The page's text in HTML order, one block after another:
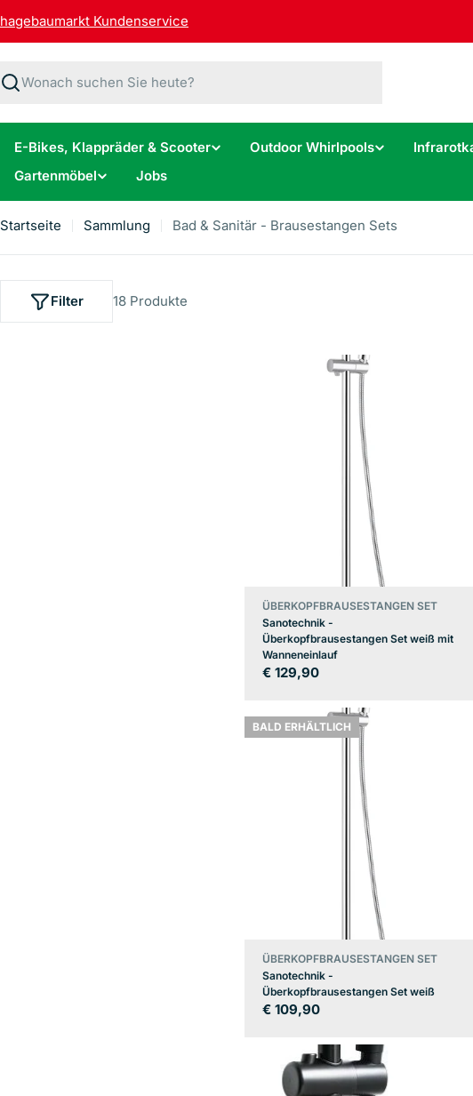
Inhalt
hagebaumarkt Kundenservice
Suchen
E-Bikes, Klappräder & Scooter Outdoor Whirlpools
Gartenmöbel
Jobs
Startseite Sammlung Bad & Sanitär - Brausestangen Sets
18 Produkte
Filter
ÜBERKOPFBRAUSESTANGEN SET
Sanotechnik -
Überkopfbrausestangen Set weiß mit
Wanneneinlauf
Regulärer
€ 129,90
BALD ERHÄLTLICH
ÜBERKOPFBRAUSESTANGEN SET
Sanotechnik -
Überkopfbrausestangen Set weiß
Regulärer
€ 109,90